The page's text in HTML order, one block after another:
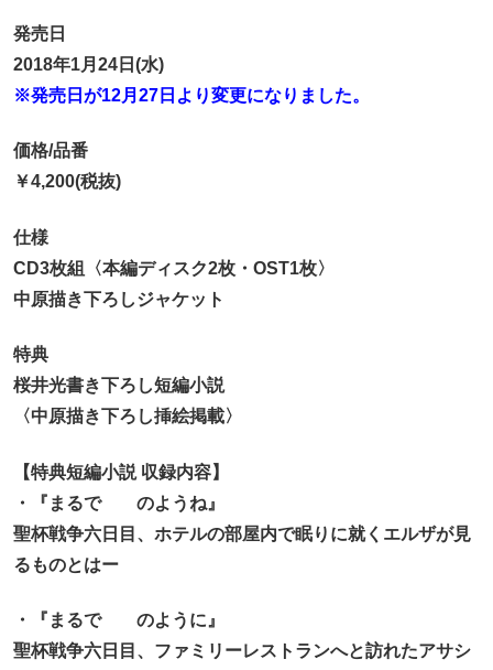
発売日
2018年1月24日(水)
※発売日が12月27日より変更になりました。
価格/品番
￥4,200(税抜)
仕様
CD3枚組〈本編ディスク2枚・OST1枚〉
中原描き下ろしジャケット
特典
桜井光書き下ろし短編小説
〈中原描き下ろし挿絵掲載〉
【特典短編小説 収録内容】
・『まるで のようね』
聖杯戦争六日目、ホテルの部屋内で眠りに就くエルザが見
るものとはー
・『まるで のように』
聖杯戦争六日目、ファミリーレストランへと訪れたアサシ